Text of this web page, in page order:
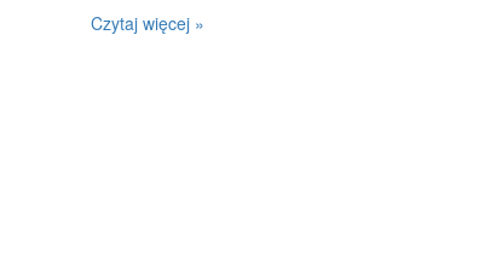
Czytaj więcej »